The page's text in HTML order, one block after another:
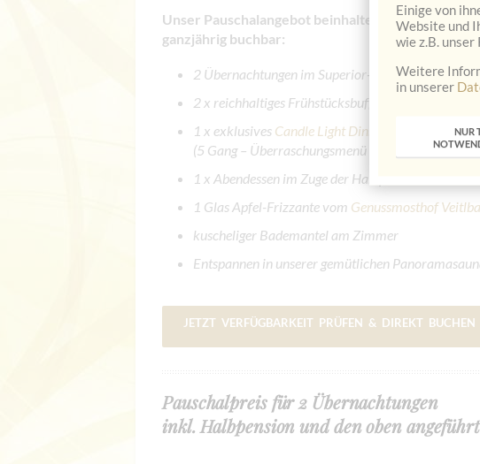
Unser Pauschalangebot beinhaltet folgende
ganzjährig buchbar:
2 Übernachtungen im Superior-Zimmer
2 x reichhaltiges Frühstücksbuffet
1 x exklusives Candle Light Dinner
(5 Gang – Überraschungsmenü inkl.
1 x Abendessen im Zuge der Halbpension
1 Glas Apfel-Frizzante vom Genussmosthof
kuscheliger Bademantel am Zimmer
Entspannen in unserer gemütlichen
JETZT VERFÜGBARKEIT PRÜFEN & DIREKT
Pauschalpreis für 2 Übernachtungen
inkl. Halbpension und den oben
Einige von
Website und
wie z.B.
Weitere
in unserer
NUR